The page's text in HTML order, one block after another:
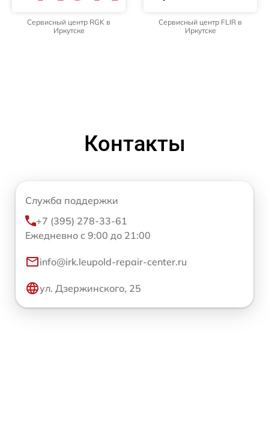
Сервисный центр RGK в
Иркутске
Сервисный центр FLIR в
Иркутске
Контакты
Служба поддержки
+7 (395) 278-33-61
Ежедневно с 9:00 до 21:00
info@irk.leupold-repair-center.ru
ул. Дзержинского, 25